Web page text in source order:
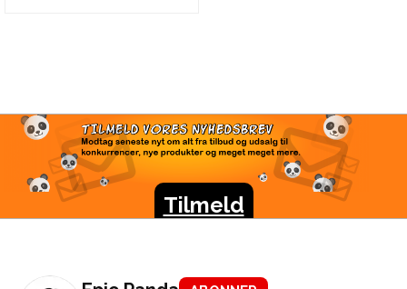
TILMELD VORES
NYHEDSBREV
Modtag seneste nyt om alt fra tilbud og udsalg til
konkurrencer, nye produkter og meget meget mere.
Tilmeld